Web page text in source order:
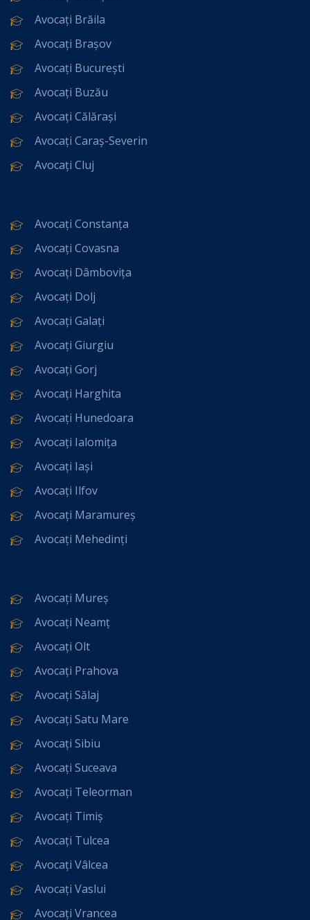
Avocați Brăila
Avocați Brașov
Avocați București
Avocați Buzău
Avocați Călărași
Avocați Caraș-Severin
Avocați Cluj
Avocați Constanța
Avocați Covasna
Avocați Dâmbovița
Avocați Dolj
Avocați Galați
Avocați Giurgiu
Avocați Gorj
Avocați Harghita
Avocați Hunedoara
Avocați Ialomița
Avocați Iași
Avocați Ilfov
Avocați Maramureș
Avocați Mehedinți
Avocați Mureș
Avocați Neamț
Avocați Olt
Avocați Prahova
Avocați Sălaj
Avocați Satu Mare
Avocați Sibiu
Avocați Suceava
Avocați Teleorman
Avocați Timiș
Avocați Tulcea
Avocați Vâlcea
Avocați Vaslui
Avocați Vrancea